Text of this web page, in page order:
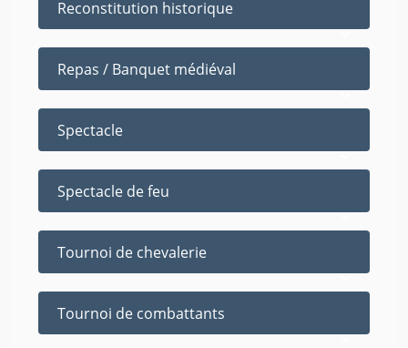
Reconstitution historique
Repas / Banquet médiéval
Spectacle
Spectacle de feu
Tournoi de chevalerie
Tournoi de combattants